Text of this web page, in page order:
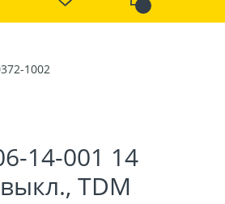
1002
14-001 14
TDM